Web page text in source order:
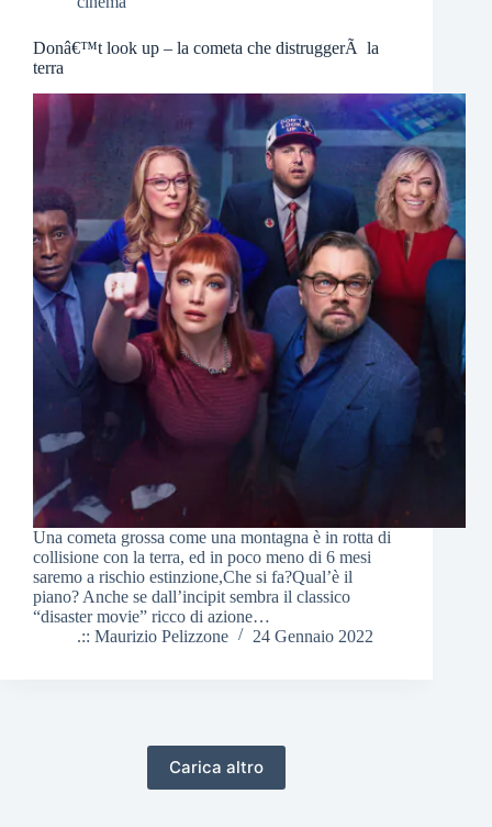
Donâ€™t look up – la cometa che distruggerÃ la
terra
Una cometa grossa come una montagna è in rotta di
collisione con la terra, ed in poco meno di 6 mesi
saremo a rischio estinzione,Che si fa?Qual’è il
piano? Anche se dall’incipit sembra il classico
“disaster movie” ricco di azione…
.:: Maurizio Pelizzone
24 Gennaio 2022
Carica altro